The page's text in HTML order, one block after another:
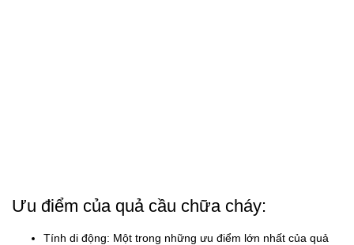
Ưu điểm của quả cầu chữa cháy:
Tính di động: Một trong những ưu điểm lớn nhất của quả